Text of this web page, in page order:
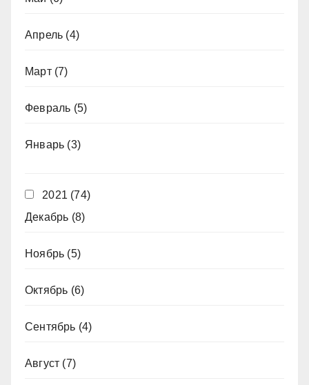
Апрель (4)
Март(7)
Февраль (5)
Январь (3)
2021 (74)
Декабрь (8)
Ноябрь (5)
Октябрь (6)
Сентябрь (4)
Август (7)